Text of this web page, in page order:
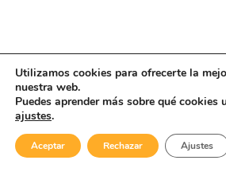
Utilizamos cookies para ofrecerte la
nuestra web.
Puedes aprender más sobre qué cookies
ajustes.
Aceptar Rechazar Ajustes